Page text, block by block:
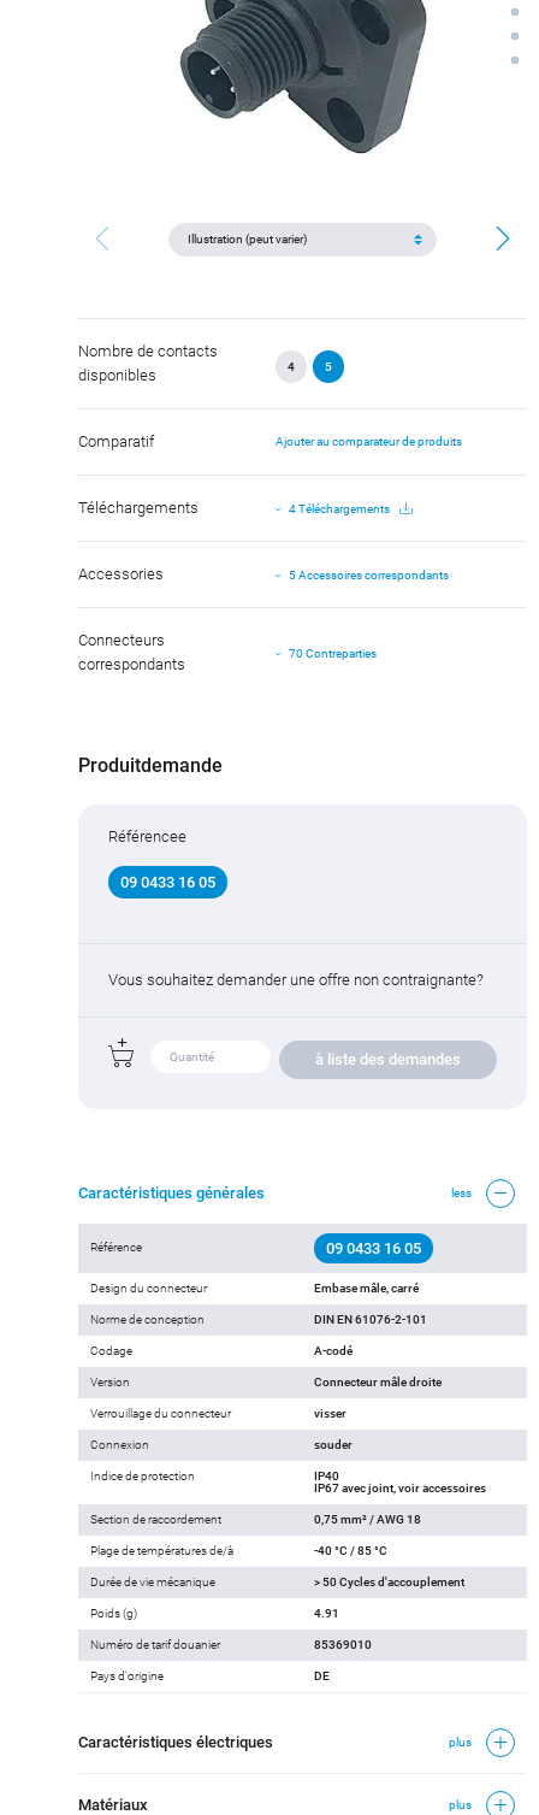
Nombre de contacts
disponibles
4 5
Comparatif Ajouter au comparateur de produits
Téléchargements 4 Téléchargements
Accessories 5 Accessoires correspondants
Connecteurs
correspondants
70 Contreparties
Produitdemande
Référencee
09 0433 16 05
Vous souhaitez demander une offre non contraignante?
à liste des demandes
Caractéristiques générales less
Référence 09 0433 16 05
Design du connecteur Embase mâle, carré
Norme de conception DIN EN 61076-2-101
Codage A-codé
Version Connecteur mâle droite
Verrouillage du connecteur visser
Connexion souder
Indice de protection
IP40
IP67 avec joint, voir accessoires
Section de raccordement 0,75 mm² / AWG 18
Plage de températures de/à -40 °C / 85 °C
Durée de vie mécanique > 50 Cycles d'accouplement
Poids (g) 4.91
Numéro de tarif douanier 85369010
Pays d'origine DE
Caractéristiques électriques plus
Matériaux plus